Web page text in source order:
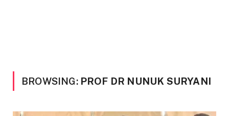
BROWSING: PROF DR NUNUK SURYANI